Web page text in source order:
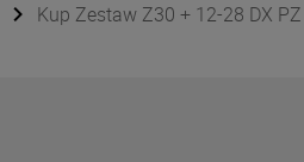
Kup Zestaw Z30 + 12-28 DX PZ